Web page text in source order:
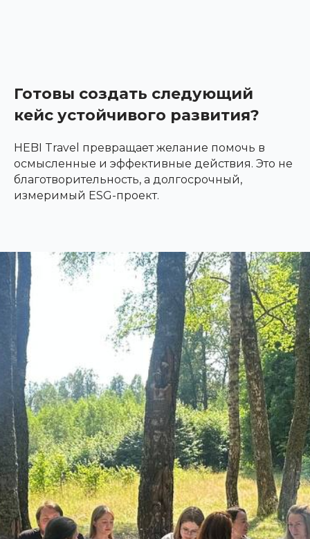
Готовы создать следующий
кейс устойчивого развития?
HEBI Travel превращает желание помочь в
осмысленные и эффективные действия. Это не
благотворительность, а долгосрочный,
измеримый ESG-проект.